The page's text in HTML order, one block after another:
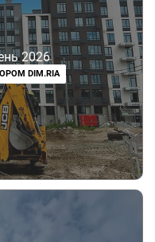
2026
DIM.RIA